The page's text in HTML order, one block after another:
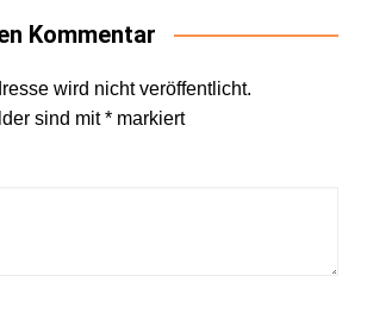
Kommentar
wird nicht veröffentlicht.
sind mit*markiert